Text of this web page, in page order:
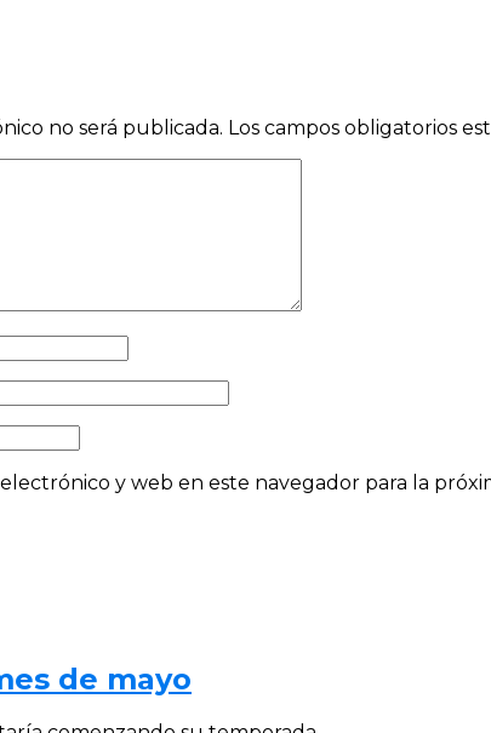
no será publicada. Los campos obligatorios
y web en este navegador para la
de mayo